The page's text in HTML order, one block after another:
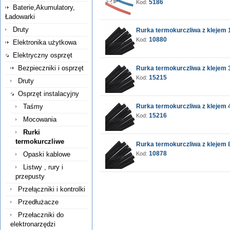
Baterie,Akumulatory,
Ładowarki
Druty
Elektronika użytkowa
Elektryczny osprzęt
Bezpieczniki i osprzęt
Druty
Osprzęt instalacyjny
Taśmy
Mocowania
Rurki
termokurczliwe
Opaski kablowe
Listwy , rury i
przepusty
Przełączniki i kontrolki
Przedłużacze
Przełaczniki do
elektronarzędzi
Kod: 5186
Rurka termokurczliwa z klejem
Kod: 10880
Rurka termokurczliwa z klejem
Kod: 15215
Rurka termokurczliwa z klejem
Kod: 15216
Rurka termokurczliwa z klejem
Kod: 10878